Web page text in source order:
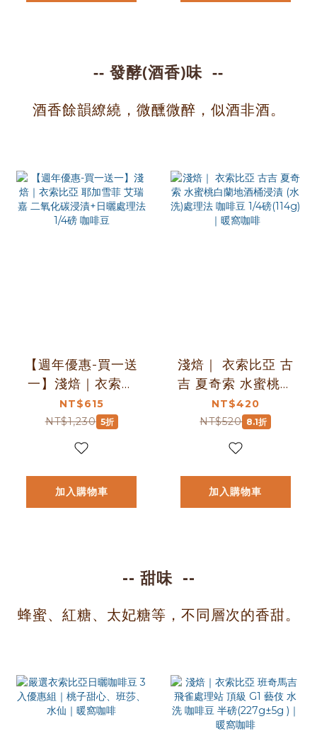
-- 發酵(酒香)味 --
酒香餘韻繚繞，微醺微醉，似酒非酒。
【週年優惠-買一送
一】淺焙｜衣索比
亞 耶加雪菲 艾瑞嘉
二氧化碳浸漬+日曬
處理法 1/4磅 咖啡
NT$615
NT$1,230 5折
加入購物車
淺焙｜ 衣索比亞 古
吉 夏奇索 水蜜桃白
蘭地酒桶浸漬 (水
洗)處理法 咖啡豆
1/4磅(114g)｜暖窩
NT$420
NT$520 8.1折
加入購物車
-- 甜味 --
蜂蜜、紅糖、太妃糖等，不同層次的香甜。